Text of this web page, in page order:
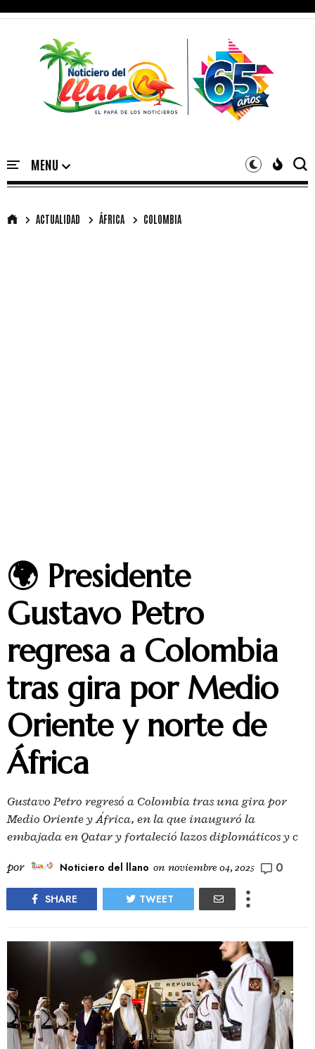
ACTUALIDAD ÁFRICA COLOMBIA
🌍 Presidente
Gustavo Petro
regresa a Colombia
tras gira por Medio
Oriente y norte de
África
Gustavo Petro regresó a Colombia tras una gira por
Medio Oriente y África, en la que inauguró la
embajada en Qatar y fortaleció lazos diplomáticos y c
por Noticiero del llano on noviembre 04, 2025 0
SHARE TWEET